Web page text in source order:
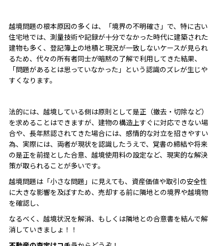
越境問題の根本原因の多くは、「境界の不明確さ」で、特に古い
住宅地では、測量技術や記録が十分でなかった時代に建築された
建物も多く、登記簿上の地積と現況が一致しないケースが見られ
るため、代々の所有者同士が暗黙の了解で利用してきた結果、
「問題があるとは思っていなかった」という認識のズレが生じや
すくなります。
法的には、越境している側は原則として是正（撤去・切除など）
を求めることはできますが、建物の構造上すぐに対応できない場
合や、長年黙認されてきた場合には、感情的な対立を招きやすい
為、実際には、両者が現状を認識したうえで、覚書の締結や将来
の是正を前提とした合意、越境使用料の設定など、現実的な解決
策が取られることが多いです。
越境問題は「小さな問題」に見えても、資産価値や取引の安全性
に大きな影響を及ぼすため、売却する前に隣地との境界や越境物
を確認し、
なるべく、越境状況を解消、もしくは隣地との合意書を結んで解
消していきましょ！！